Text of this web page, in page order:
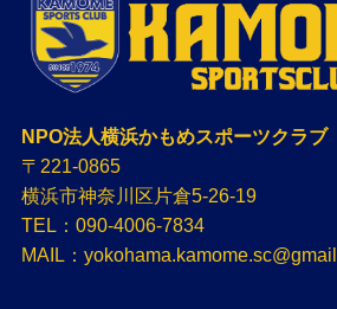
NPO法人横浜かもめスポーツクラブ
〒221-0865
横浜市神奈川区片倉5-26-19
TEL：090-4006-7834
MAIL：